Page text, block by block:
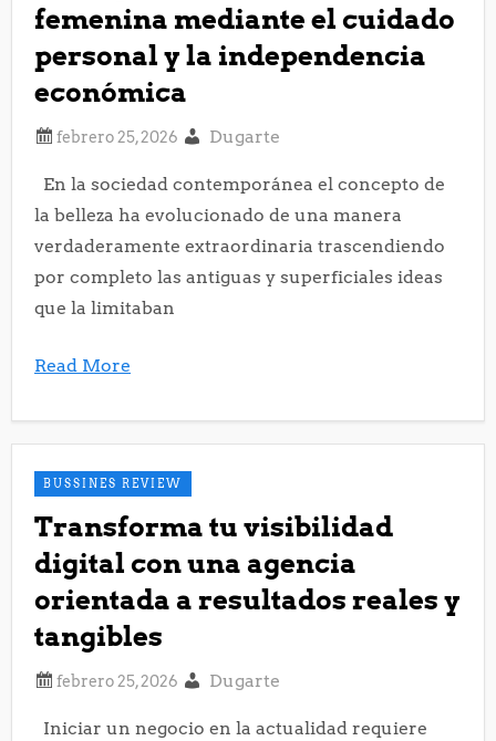
femenina mediante el cuidado
personal y la independencia
económica
Dugarte
En la sociedad contemporánea el concepto de
la belleza ha evolucionado de una manera
verdaderamente extraordinaria trascendiendo
por completo las antiguas y superficiales ideas
que la limitaban
Read More
BUSSINES REVIEW
Transforma tu visibilidad
digital con una agencia
orientada a resultados reales y
tangibles
Dugarte
Iniciar un negocio en la actualidad requiere